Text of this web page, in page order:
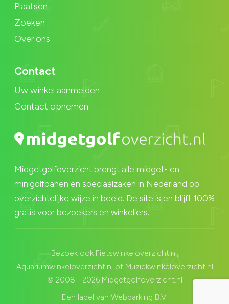
Plaatsen
Zoeken
Over ons
Contact
Uw winkel aanmelden
Contact opnemen
Midgetgolfoverzicht brengt alle midget- en
minigolfbanen en speciaalzaken in Nederland op
overzichtelijke wijze in beeld. De site is en blijft 100%
gratis voor bezoekers en winkeliers.
Bezoek ook Fietswinkeloverzicht.nl
Aquariumwinkeloverzicht.nl of Muziekwinkeloverzicht.nl
© 2008 - 2026 Midgetgolfoverzicht.nl
Een label van Webparking B.V.